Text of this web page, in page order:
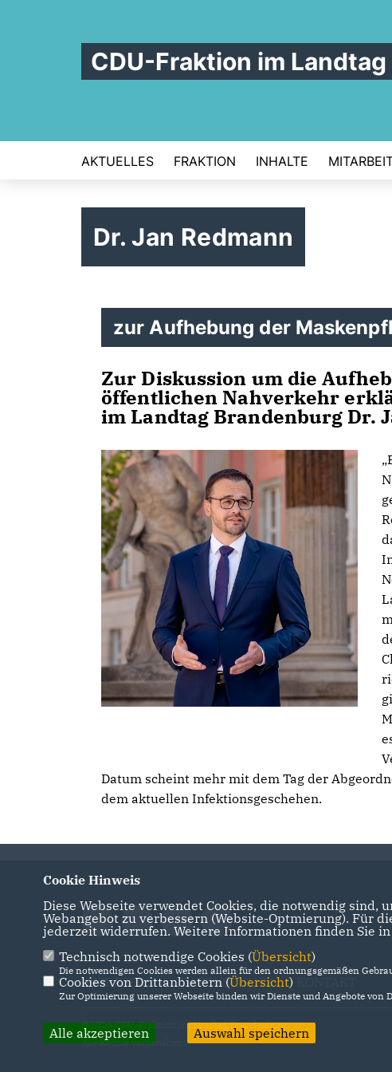
CDU-Fraktion im
AKTUELLES FRAKTION INHALTE
Dr. Jan Redmann
zur Aufhebung der
Zur Diskussion um die
öffentlichen Nahverkehr
im Landtag Brandenburg Dr.
Datum scheint mehr mit dem Tag der
dem aktuellen Infektionsgeschehen.
IMPRESSUM DATENSCHUTZ
@2026 CDU-Fraktion im Landtag Brandenburg
Alle Rechte vorbehalten.
Cookie Hinweis
Diese Webseite verwendet Cookies, die notwendig
Webangebot zu verbessern (Website-Optmierung). Für
jederzeit widerrufen. Weitere Informationen finden Sie
Technisch notwendige Cookies (Übersicht)
Die notwendigen Cookies werden allein für den ordnungsgemäßen
Cookies von Drittanbietern (Übersicht)
Zur Optimierung unserer Webseite binden wir Dienste und Angebote von
Alle akzeptieren Auswahl speichern